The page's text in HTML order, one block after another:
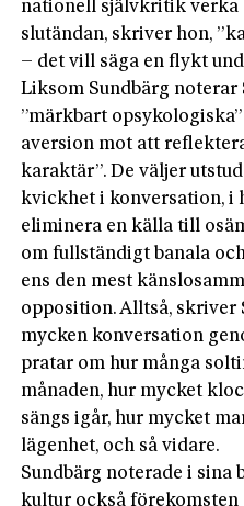
nationell självkritik verka
slutändan, skriver hon,
– det vill säga en flykt
Liksom Sundbärg noterar
”märkbart
aversion mot att
karaktär”. De väljer
kvickhet i konversation, i
eliminera en källa till
om fullständigt banala
ens den mest
opposition. Alltså, skriver
mycken konversation
pratar om hur många
månaden, hur mycket
sängs igår, hur mycket
lägenhet, och så vidare.
Sundbärg noterade i sina
kultur också förekomsten